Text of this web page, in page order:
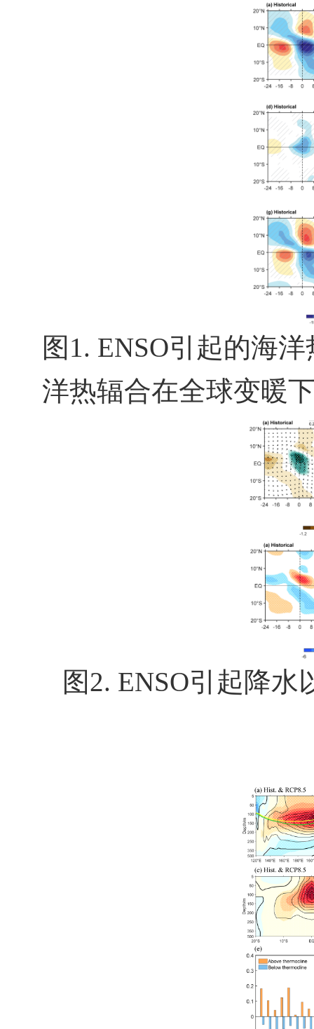
图 1. ENSO引起的海
洋热辐合在全球变暖
图2. ENSO引起降水